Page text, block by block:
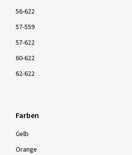
56-622
57-559
57-622
60-622
62-622
Farben
Gelb
Orange